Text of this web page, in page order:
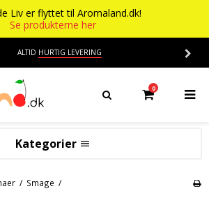
Liv er flyttet til Aromaland.dk!
Se produkterne her
ALTID HURTIG LEVERING
0
Kategorier
/ Smage /